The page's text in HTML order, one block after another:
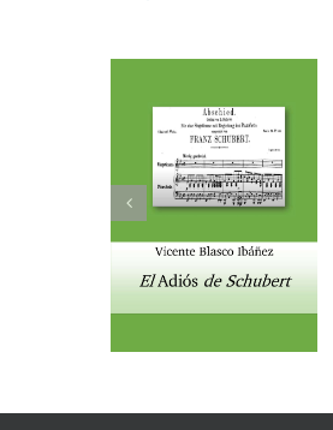
Vicente Blasco Ibáñez,
Hugo de Moncada